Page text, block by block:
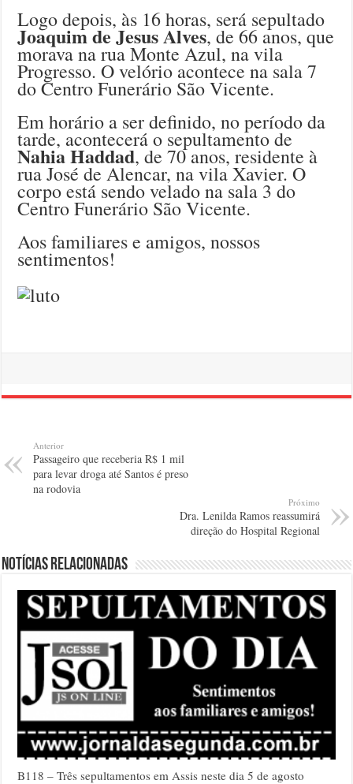
Logo depois, às 16 horas, será sepultado
Joaquim de Jesus Alves, de 66 anos, que
morava na rua Monte Azul, na vila
Progresso. O velório acontece na sala 7
do Centro Funerário São Vicente.
Em horário a ser definido, no período da
tarde, acontecerá o sepultamento de
Nahia Haddad, de 70 anos, residente à
rua José de Alencar, na vila Xavier. O
corpo está sendo velado na sala 3 do
Centro Funerário São Vicente.
Aos familiares e amigos, nossos
sentimentos!
Anterior
Passageiro que receberia R$ 1 mil
para levar droga até Santos é preso
na rodovia
Próximo
Dra. Lenilda Ramos reassumirá
direção do Hospital Regional
Notícias relacionadas
B118 – Três sepultamentos em Assis neste dia 5 de agosto